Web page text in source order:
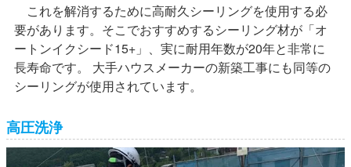
これを解消するために高耐久シーリングを使用する必
要があります。そこでおすすめするシーリング材が「オ
ートンイクシード15+」、実に耐用年数が20年と非常に
長寿命です。 大手ハウスメーカーの新築工事にも同等の
シーリングが使用されています。
高圧洗浄